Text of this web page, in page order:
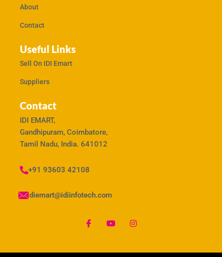
About
Contact
Useful Links
Sell On IDI Emart
Suppliers
Contact
IDI EMART,
Gandhipuram, Coimbatore,
Tamil Nadu, India. 641012
+91 93603 42108
idiemart@idiinfotech.com